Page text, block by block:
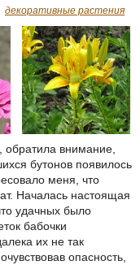
декоративные растения
обратила внимание,
бутонов появилось
меня, что
Началась настоящая
удачных было
бабочки
их не так
опасность,